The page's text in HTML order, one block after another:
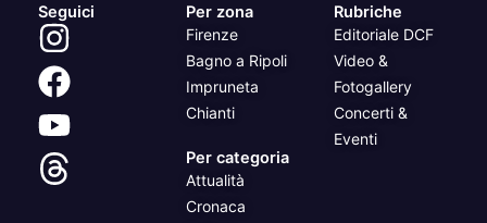
Seguici Per zona
Firenze
Bagno a Ripoli
Impruneta
Chianti
Per categoria
Attualità
Cronaca
Rubriche
Editoriale DCF
Video &
Fotogallery
Concerti &
Eventi